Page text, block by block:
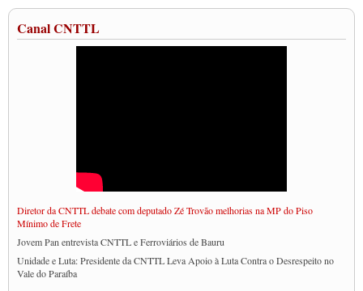
Canal CNTTL
Diretor da CNTTL debate com deputado Zé Trovão melhorias na MP do Piso
Mínimo de Frete
Jovem Pan entrevista CNTTL e Ferroviários de Bauru
Unidade e Luta: Presidente da CNTTL Leva Apoio à Luta Contra o Desrespeito no
Vale do Paraíba